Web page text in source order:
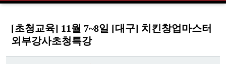
[초청교육] 11월 7~8일 [대구] 치킨창업마스터
외부강사초청특강